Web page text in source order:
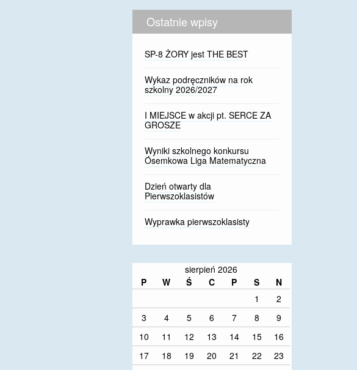
Ostatnie wpisy
SP-8 ŻORY jest THE BEST
Wykaz podręczników na rok
szkolny 2026/2027
I MIEJSCE w akcji pt. SERCE ZA
GROSZE
Wyniki szkolnego konkursu
Ósemkowa Liga Matematyczna
Dzień otwarty dla
Pierwszoklasistów
Wyprawka pierwszoklasisty
sierpień 2026
P
W Ś C P S
N
1
2
3
4 5 6 7 8
9
10
11 12 13 14 15
16
17
18 19 20 21 22
23